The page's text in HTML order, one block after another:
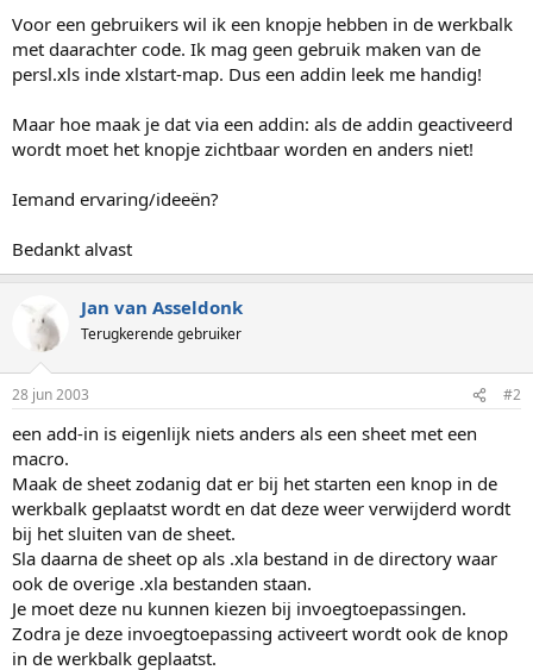
t
e
r
Voor een gebruikers wil ik een knopje hebben in de werkbalk
met daarachter code. Ik mag geen gebruik maken van de
persl.xls inde xlstart-map. Dus een addin leek me handig!
Maar hoe maak je dat via een addin: als de addin geactiveerd
wordt moet het knopje zichtbaar worden en anders niet!
Iemand ervaring/ideeën?
Bedankt alvast
Jan van Asseldonk
Terugkerende gebruiker
28 jun 2003 #2
een add-in is eigenlijk niets anders als een sheet met een
macro.
Maak de sheet zodanig dat er bij het starten een knop in de
werkbalk geplaatst wordt en dat deze weer verwijderd wordt
bij het sluiten van de sheet.
Sla daarna de sheet op als .xla bestand in de directory waar
ook de overige .xla bestanden staan.
Je moet deze nu kunnen kiezen bij invoegtoepassingen.
Zodra je deze invoegtoepassing activeert wordt ook de knop
in de werkbalk geplaatst.